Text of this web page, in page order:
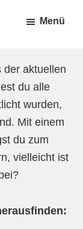
Menü
der aktuellen
du alle
wurden,
Mit einem
du zum
vielleicht ist